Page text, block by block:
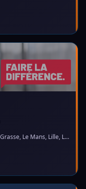
Amiens, Balma, Bordeaux, Brest, Caen, Grasse, Le Mans, Lille, Lyon, Montpellier, Nantes, Nice, Paris, Saint-Martin-d'Hères